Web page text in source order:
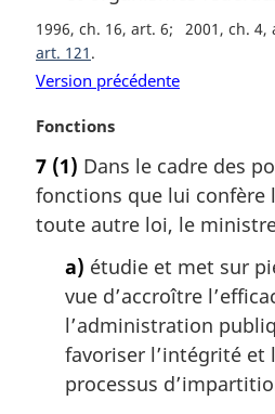
1996, ch. 16, art. 6 2001, ch. 4,
art. 121
Version précédente
N
t
e
m
Fonctions
7 (1) Dans le cadre des
fonctions que lui confère
toute autre loi, le
a) étudie et met sur
vue d’accroître
l’administration
favoriser l’intégrité et
processus